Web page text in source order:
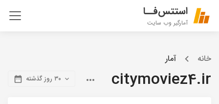
استتس‌فــا
آمارگیر وب سایت
خانه آمار
citymoviez4.ir ۳۰ روز گذشته